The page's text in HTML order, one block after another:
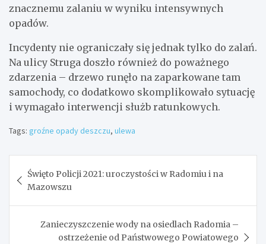
znacznemu zalaniu w wyniku intensywnych
opadów.
Incydenty nie ograniczały się jednak tylko do zalań.
Na ulicy Struga doszło również do poważnego
zdarzenia – drzewo runęło na zaparkowane tam
samochody, co dodatkowo skomplikowało sytuację
i wymagało interwencji służb ratunkowych.
Tags: groźne opady deszczu, ulewa
Nawigacja
wpisu
Święto Policji 2021: uroczystości w Radomiu i na
Mazowszu
Zanieczyszczenie wody na osiedlach Radomia –
ostrzeżenie od Państwowego Powiatowego